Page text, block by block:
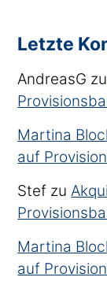
Letzte
AndreasG zu
Martina
auf
Stef zu
Martina
auf